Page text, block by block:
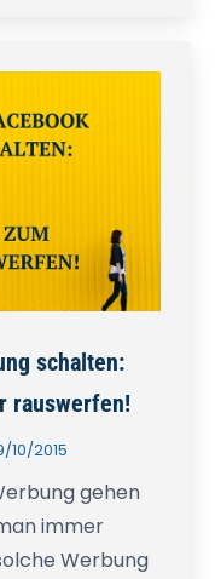
schalten:
rauswerfen!
10/2015
gehen
immer
Werbung